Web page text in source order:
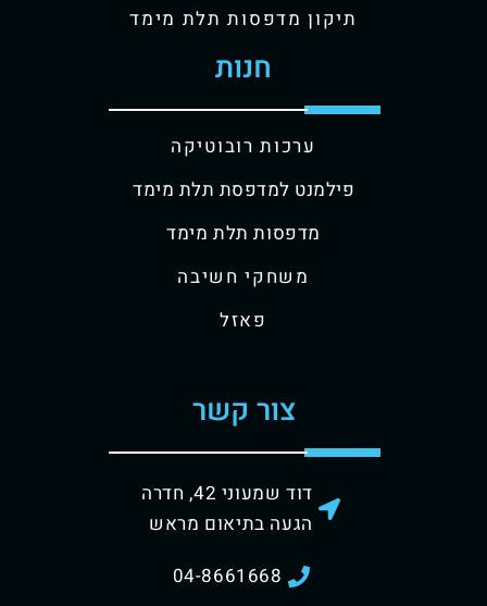
תיקון מדפסות תלת מימד
חנות
ערכות רובוטיקה
פילמנט למדפסת תלת מימד
מדפסות תלת מימד
משחקי חשיבה
פאזל
צור קשר
דוד שמעוני 42, חדרה
הגעה בתיאום מראש
04-8661668